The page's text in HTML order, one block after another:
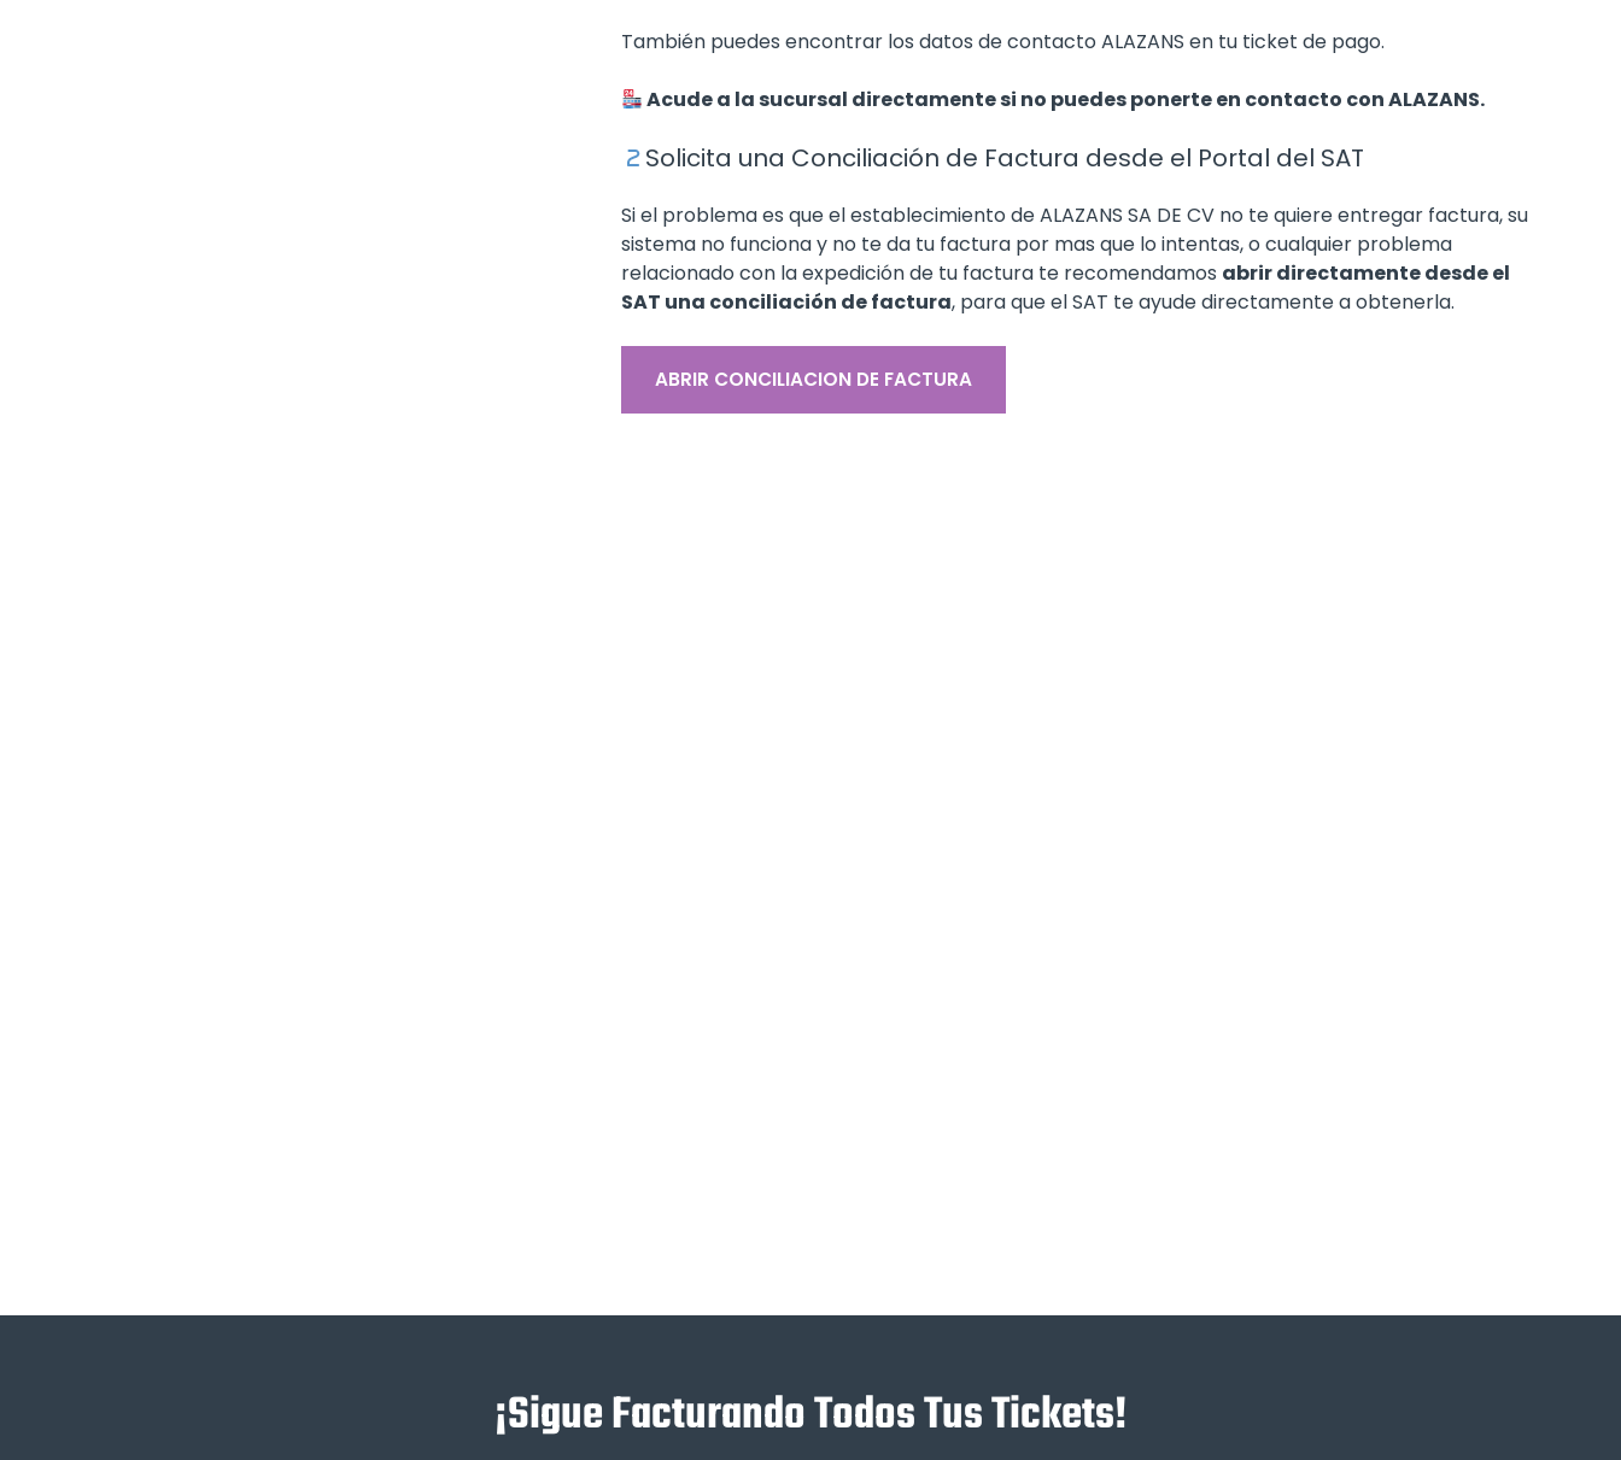
También puedes encontrar los datos de contacto ALAZANS en tu ticket de pago.
Acude a la sucursal directamente si no puedes ponerte en contacto con ALAZANS.
Solicita una Conciliación de Factura desde el Portal del SAT
Si el problema es que el establecimiento de ALAZANS SA DE CV no te quiere entregar factura, su
sistema no funciona y no te da tu factura por mas que lo intentas, o cualquier problema
relacionado con la expedición de tu factura te recomendamos abrir directamente desde el
SAT una conciliación de factura, para que el SAT te ayude directamente a obtenerla.
ABRIR CONCILIACION DE FACTURA
¡Sigue Facturando Todos Tus Tickets!